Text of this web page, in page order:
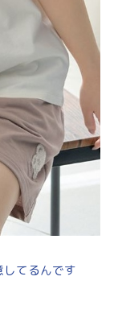
てるんです